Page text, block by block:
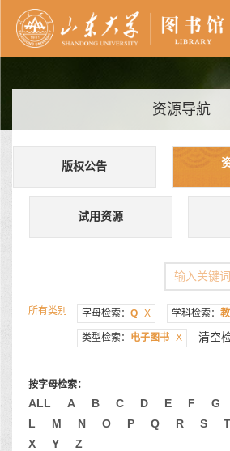
资源导航
版权公告
试用资源
所有类别 字母检索： Q X 学科检索：
类型检索： 电子图书 X 清空
按字母检索：
ALL A B C D E F G
L
M N O P Q R S T
X
Y Z